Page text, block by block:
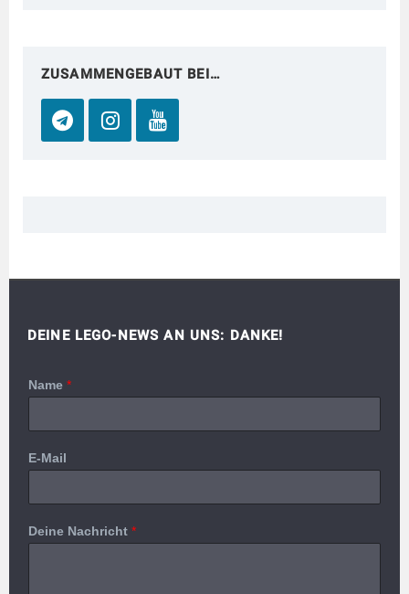
ZUSAMMENGEBAUT BEI…
DEINE LEGO-NEWS AN UNS: DANKE!
Name *
E-Mail
Deine Nachricht *